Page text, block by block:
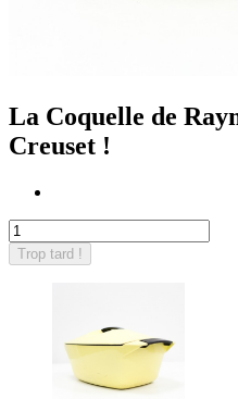
La Coquelle de
Creuset !
Trop tard !